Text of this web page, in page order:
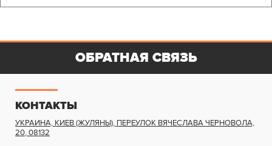
КОНТАКТЫ
УКРАИНА, КИЕВ (ЖУЛЯНЫ), ПЕРЕУЛОК ВЯЧЕСЛАВА ЧЕРНОВОЛА,
20,08132
ОБРАТНАЯ СВЯЗЬ